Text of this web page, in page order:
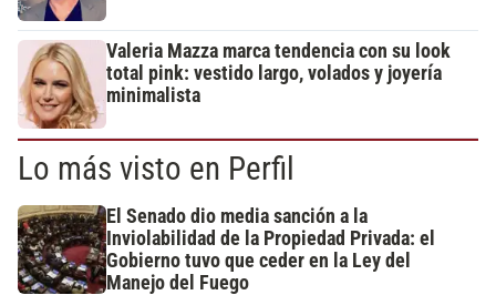
Valeria Mazza marca tendencia con su look
total pink: vestido largo, volados y joyería
minimalista
Lo más visto en Perfil
El Senado dio media sanción a la
Inviolabilidad de la Propiedad Privada: el
Gobierno tuvo que ceder en la Ley del
Manejo del Fuego